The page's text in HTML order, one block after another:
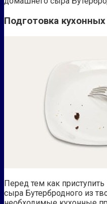
Подготовка
Перед тем как
сыра Бутербродного из